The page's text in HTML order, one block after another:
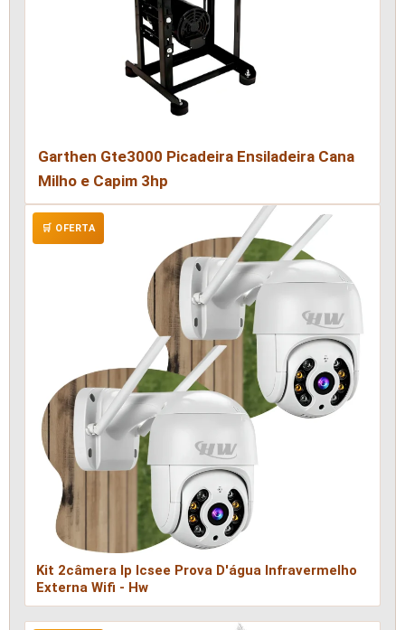
Garthen Gte3000 Picadeira Ensiladeira Cana
Milho e Capim 3hp
🛒 OFERTA
Kit 2câmera Ip Icsee Prova D'água Infravermelho
Externa Wifi - Hw